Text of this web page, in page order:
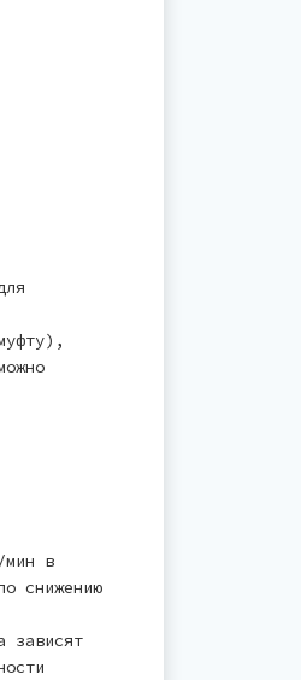
мин в
снижению
зависят